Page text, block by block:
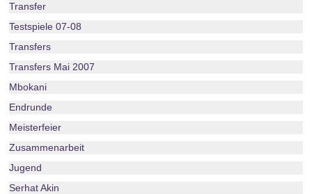
Transfer
Testspiele 07-08
Transfers
Transfers Mai 2007
Mbokani
Endrunde
Meisterfeier
Zusammenarbeit
Jugend
Serhat Akin